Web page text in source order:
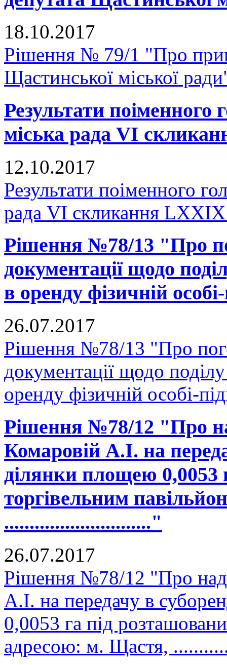
18.10.2017
Рішення № 79/1 "Про
Щастинської міської
Результати
міська рада VI
12.10.2017
Результати поіменного
рада VI скликання LXXIX
Рішення №78/13 "Про
документації щодо
в оренду фізичній
26.07.2017
Рішення №78/13 "Про
документації щодо
оренду фізичній особі-
Рішення №78/12 "Про
Комаровій А.І. на
ділянки площею 0,0053
торгівельним
............................."
26.07.2017
Рішення №78/12 "Про
А.І. на передачу в
0,0053 га під
адресою: м. Щастя,